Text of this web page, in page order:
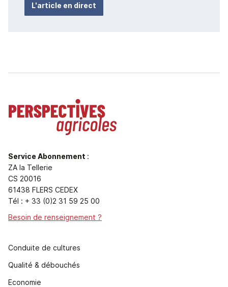
L'article en direct
Service Abonnement :
ZA la Tellerie
CS 20016
61438 FLERS CEDEX
Tél : + 33 (0)2 31 59 25 00
Besoin de renseignement ?
Conduite de cultures
Qualité & débouchés
Economie